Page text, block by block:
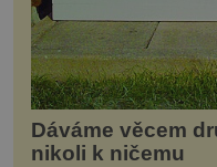
Dáváme věcem
nikoli k ničemu